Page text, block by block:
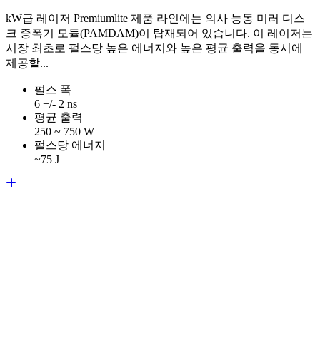
kW급 레이저 Premiumlite 제품 라인에는 의사 능동 미러 디스
크 증폭기 모듈(PAMDAM)이 탑재되어 있습니다. 이 레이저는
시장 최초로 펄스당 높은 에너지와 높은 평균 출력을 동시에
제공할...
펄스 폭
6 +/- 2 ns
평균 출력
250 ~ 750 W
펄스당 에너지
~75 J